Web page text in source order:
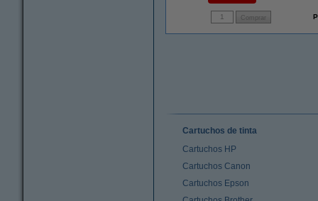
Cartuchos de tinta
Cartuchos HP
Cartuchos Canon
Cartuchos Epson